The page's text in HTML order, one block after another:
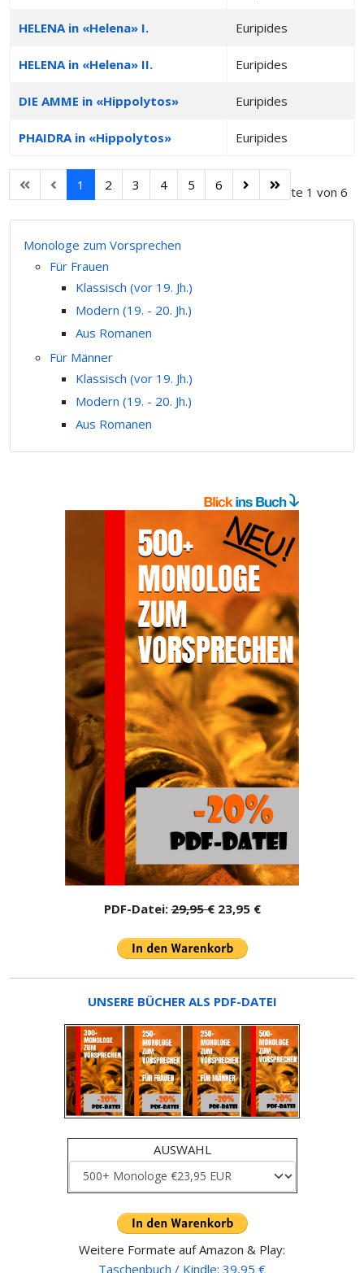
HELENA in «Helena» I. Euripides
HELENA in «Helena» II. Euripides
DIE AMME in «Hippolytos» Euripides
PHAIDRA in «Hippolytos» Euripides
Seite 1 von 6
1 2 3 4 5 6
Monologe zum Vorsprechen
Für Frauen
Klassisch (vor 19. Jh.)
Modern (19. - 20. Jh.)
Aus Romanen
Für Männer
Klassisch (vor 19. Jh.)
Modern (19. - 20. Jh.)
Aus Romanen
PDF-Datei:29,95 €23,95 €
UNSERE BÜCHER ALS PDF-DATEI
AUSWAHL
Weitere Formate auf Amazon & Play:
Taschenbuch / Kindle: 39,95 €